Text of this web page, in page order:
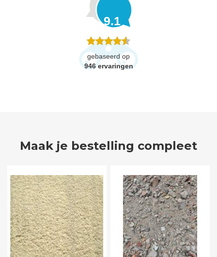
9.1
gebaseerd op
946 ervaringen
Maak je bestelling compleet